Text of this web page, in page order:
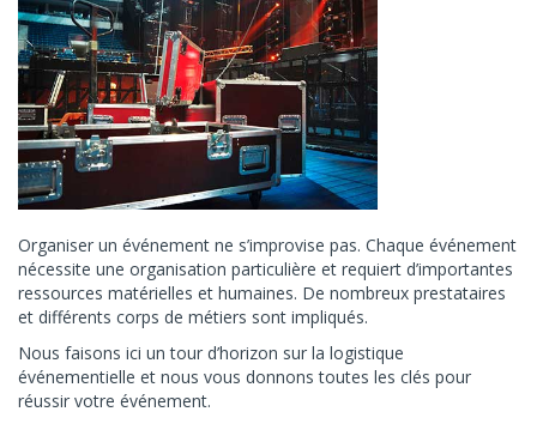
Organiser un événement ne s’improvise pas. Chaque événement
nécessite une organisation particulière et requiert d’importantes
ressources matérielles et humaines. De nombreux prestataires
et différents corps de métiers sont impliqués.
Nous faisons ici un tour d’horizon sur la logistique
événementielle et nous vous donnons toutes les clés pour
réussir votre événement.